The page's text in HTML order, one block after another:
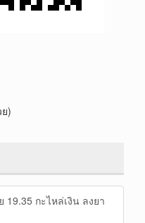
)
19.35 กะไหล่เงิน ลงยา